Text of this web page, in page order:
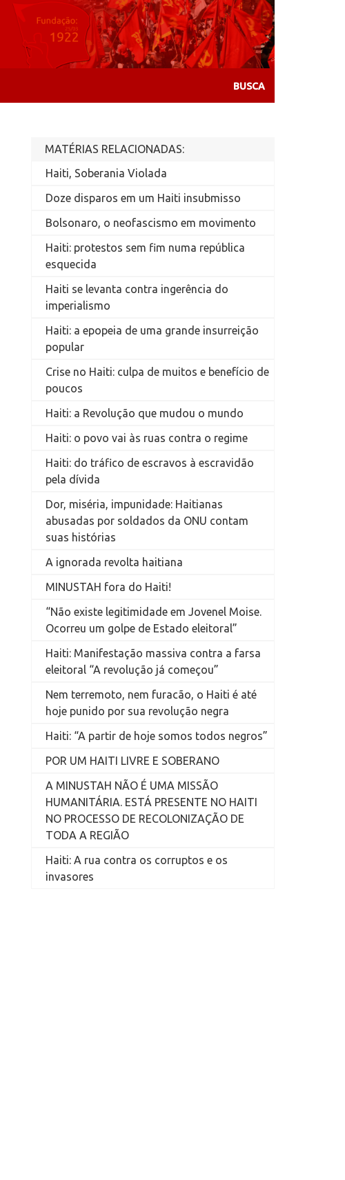
MATÉRIAS RELACIONADAS:
Haiti, Soberania Violada
Doze disparos em um Haiti insubmisso
Bolsonaro, o neofascismo em movimento
Haiti: protestos sem fim numa república
esquecida
Haiti se levanta contra ingerência do
imperialismo
Haiti: a epopeia de uma grande insurreição
popular
Crise no Haiti: culpa de muitos e benefício de
poucos
Haiti: a Revolução que mudou o mundo
Haiti: o povo vai às ruas contra o regime
Haiti: do tráfico de escravos à escravidão
pela dívida
Dor, miséria, impunidade: Haitianas
abusadas por soldados da ONU contam
suas histórias
A ignorada revolta haitiana
MINUSTAH fora do Haiti!
“Não existe legitimidade em Jovenel Moise.
Ocorreu um golpe de Estado eleitoral”
Haiti: Manifestação massiva contra a farsa
eleitoral “A revolução já começou”
Nem terremoto, nem furacão, o Haiti é até
hoje punido por sua revolução negra
Haiti: “A partir de hoje somos todos negros”
POR UM HAITI LIVRE E SOBERANO
A MINUSTAH NÃO É UMA MISSÃO
HUMANITÁRIA. ESTÁ PRESENTE NO HAITI
NO PROCESSO DE RECOLONIZAÇÃO DE
TODA A REGIÃO
Haiti: A rua contra os corruptos e os
invasores